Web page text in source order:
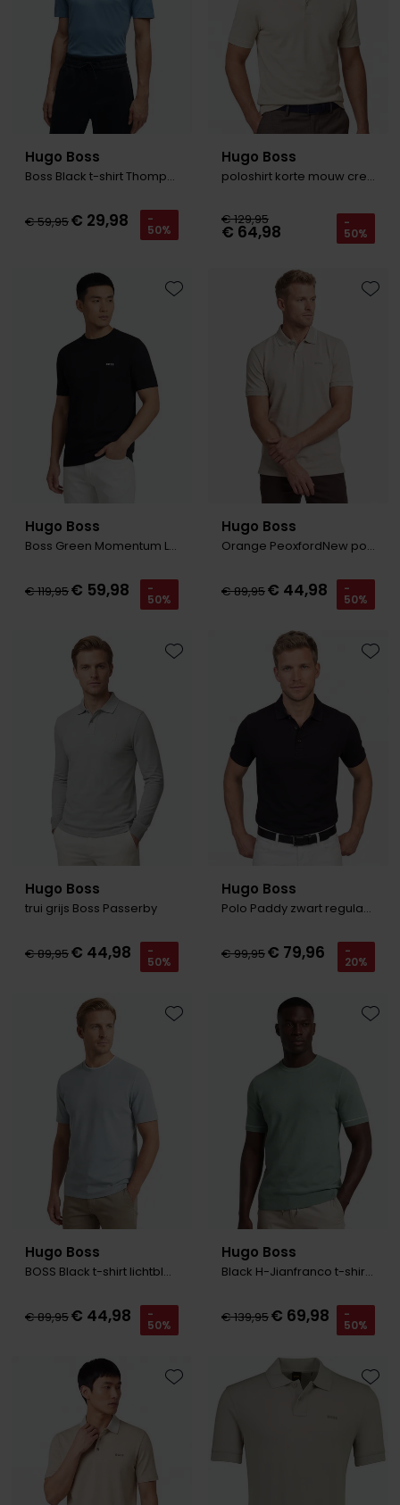
Hugo Boss
Boss Black t-shirt Thompson blauw
€ 59,95€ 29,98 -
50%
Hugo Boss
poloshirt korte mouw creme Press
€ 129,95
€ 64,98 -
50%
Hugo Boss
Boss Green Momentum Lite t-shirt zwart
€ 119,95€ 59,98 -
50%
Toevoegen aan favorieten
Hugo Boss
Orange PeoxfordNew polo creme pique
€ 89,95€ 44,98 -
50%
Hugo Boss
trui grijs Boss Passerby
€ 89,95€ 44,98 -
50%
Toevoegen aan favorieten
Hugo Boss
Polo Paddy zwart regular fit
€ 99,95€ 79,96 -
20%
Hugo Boss
BOSS Black t-shirt lichtblauw effen
€ 89,95€ 44,98 -
50%
Toevoegen aan favorieten
Hugo Boss
Black H-Jianfranco t-shirt groen
€ 139,95€ 69,98 -
50%
Toevoegen aan favorieten